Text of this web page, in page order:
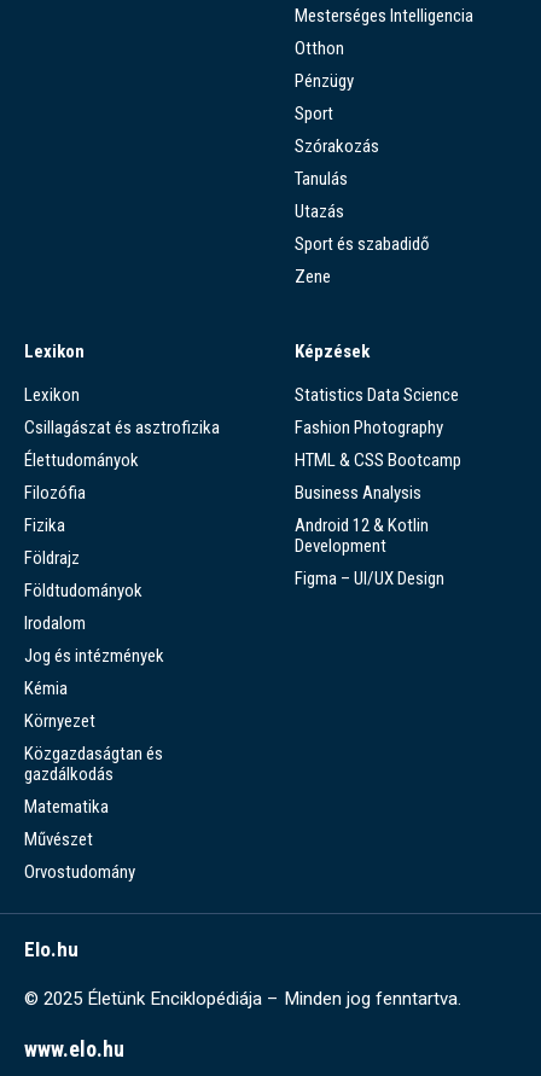
Mesterséges Intelligencia
Otthon
Pénzügy
Sport
Szórakozás
Tanulás
Utazás
Sport és szabadidő
Zene
Lexikon
Lexikon
Csillagászat és asztrofizika
Élettudományok
Filozófia
Fizika
Földrajz
Földtudományok
Irodalom
Jog és intézmények
Kémia
Környezet
Közgazdaságtan és
gazdálkodás
Matematika
Művészet
Orvostudomány
Képzések
Statistics Data Science
Fashion Photography
HTML & CSS Bootcamp
Business Analysis
Android 12 & Kotlin
Development
Figma – UI/UX Design
Elo.hu
© 2025 Életünk Enciklopédiája – Minden jog fenntartva.
www.elo.hu